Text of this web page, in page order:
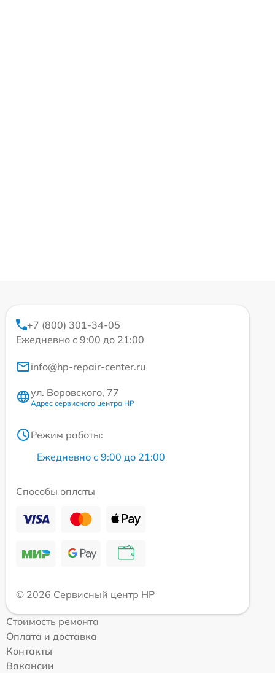
+7 (800) 301-34-05
Ежедневно с 9:00 до 21:00
info@hp-repair-center.ru
ул. Воровского, 77
Адрес сервисного центра HP
Режим работы:
Ежедневно с 9:00 до 21:00
Способы оплаты
© 2026 Сервисный центр HP
Стоимость ремонта
Оплата и доставка
Контакты
Вакансии